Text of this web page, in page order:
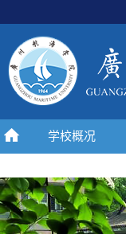
学校概况